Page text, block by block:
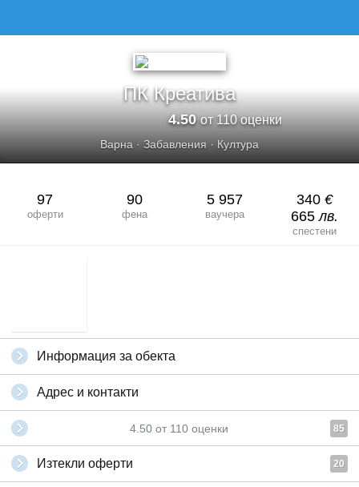
ПК Креатива
4.50от 110 оценки
Варна · Забавления · Култура
97
оферти
90
фена
5 957
ваучера
340 €
665лв.
спестени
Информация за обекта
Адрес и контакти
4.50 от 110 оценки 85
Изтекли оферти 20